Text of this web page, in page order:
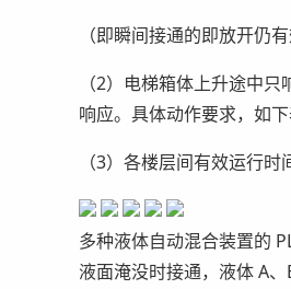
（即瞬间接通的即放开仍有
（2）电梯箱体上升途中
响应。具体动作要求，如下
（3）各楼层间有效运行
多种液体自动混合装置的
液面淹没时接通，液体 A